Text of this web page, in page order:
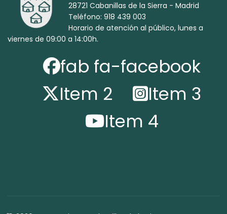
28721 Cabanillas de la Sierra - Madrid
Teléfono: 918 439 003
Horario de atención al público, lunes a
viernes de 09:00 a 14:00h.
fab fa-facebook
Item 2
Item 3
Item 4